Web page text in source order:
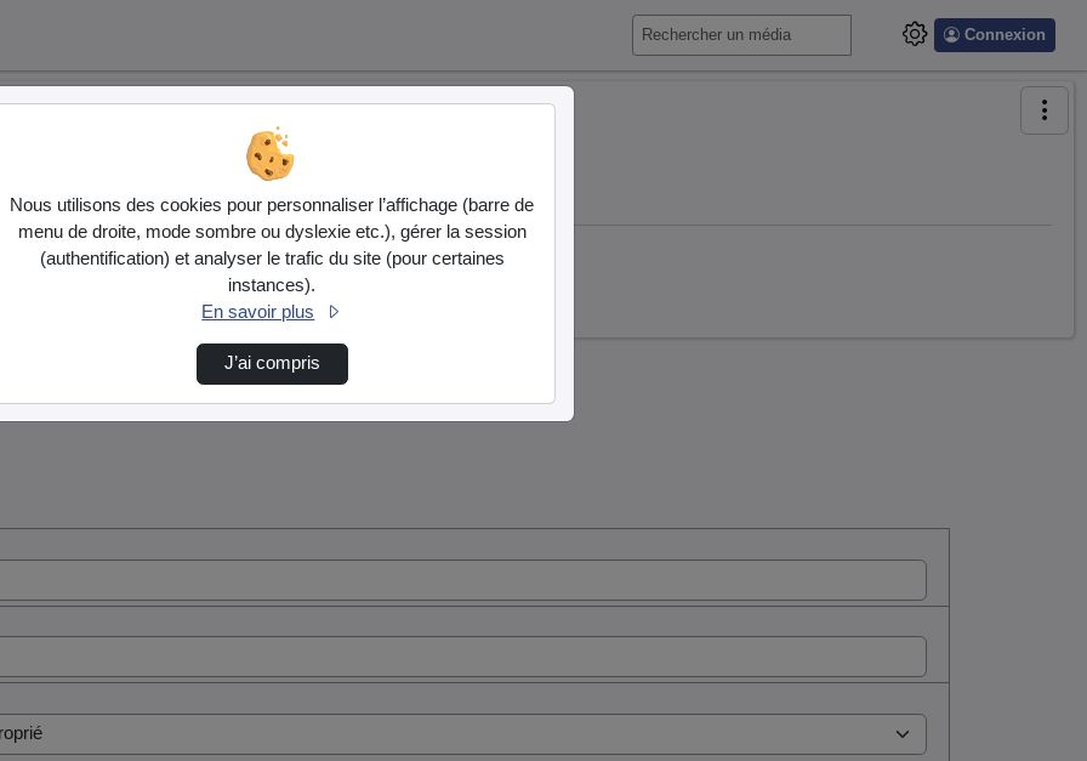
Connexion
Nous utilisons des cookies pour personnaliser l’affichage (barre de
menu de droite, mode sombre ou dyslexie etc.), gérer la session
(authentification) et analyser le trafic du site (pour certaines
instances).
En savoir plus
J’ai compris